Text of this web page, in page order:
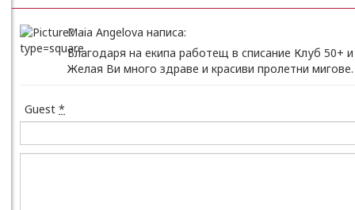
Maia Angelova написа:
Благодаря на екипа работещ в списание Клуб 50+
Желая Ви много здраве и красиви пролетни мигове.
Guest *